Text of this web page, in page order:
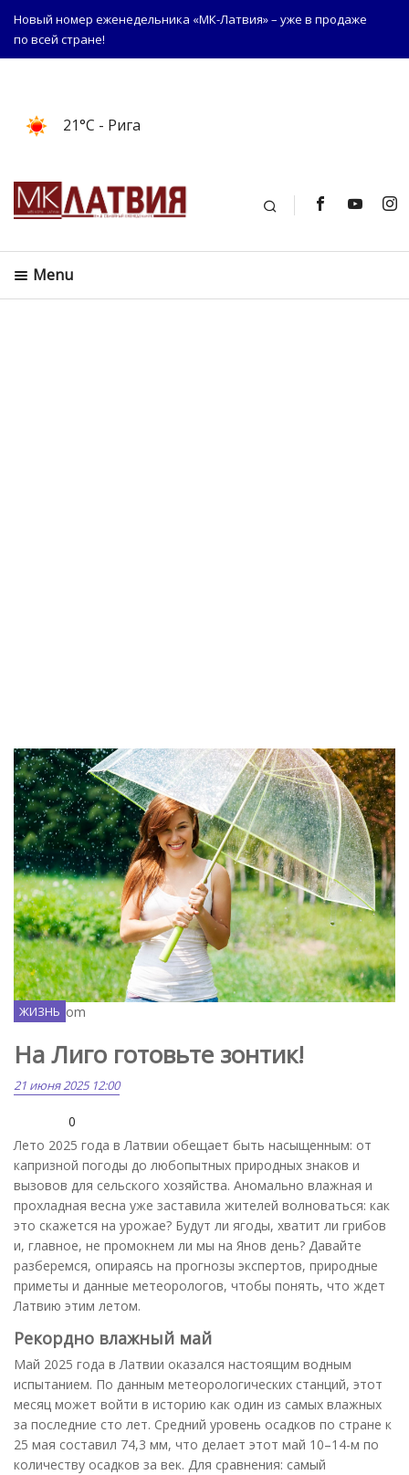
Новый номер еженедельника «МК-Латвия» – уже в продаже
по всей стране!
21°C - Рига
Поиск
Menu
Freepik.com
ЖИЗНЬ
На Лиго готовьте зонтик!
21 июня 2025 12:00
0
Лето 2025 года в Латвии обещает быть насыщенным: от
капризной погоды до любопытных природных знаков и
вызовов для сельского хозяйства. Аномально влажная и
прохладная весна уже заставила жителей волноваться: как
это скажется на урожае? Будут ли ягоды, хватит ли грибов
и, главное, не промокнем ли мы на Янов день? Давайте
разберемся, опираясь на прогнозы экспертов, природные
приметы и данные метеорологов, чтобы понять, что ждет
Латвию этим летом.
Рекордно влажный май
Май 2025 года в Латвии оказался настоящим водным
испытанием. По данным метеорологических станций, этот
месяц может войти в историю как один из самых влажных
за последние сто лет. Средний уровень осадков по стране к
25 мая составил 74,3 мм, что делает этот май 10–14-м по
количеству осадков за век. Для сравнения: самый